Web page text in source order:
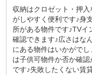
収納はクロゼット・押
がしやすく便利です♪身
所がある物件です♪TVイ
確認できます♪広さはな
にある物件はいかがで
は子供可物件か否か確
です♪失敗したくない賃